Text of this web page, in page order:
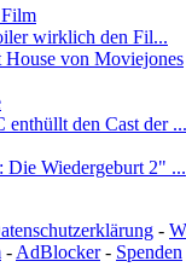
wirklich den Fil...
von Moviejones
den Cast der ...
Die Wiedergeburt 2" ...
-
- AdBlocker- Spenden